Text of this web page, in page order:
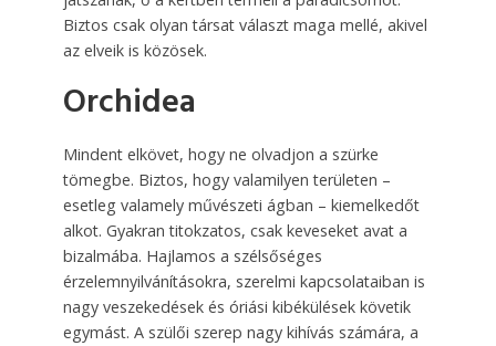
Biztos csak olyan társat választ maga mellé, akivel
az elveik is közösek.
Orchidea
Mindent elkövet, hogy ne olvadjon a szürke
tömegbe. Biztos, hogy valamilyen területen –
esetleg valamely művészeti ágban – kiemelkedőt
alkot. Gyakran titokzatos, csak keveseket avat a
bizalmába. Hajlamos a szélsőséges
érzelemnyilvánításokra, szerelmi kapcsolataiban is
nagy veszekedések és óriási kibékülések követik
egymást. A szülői szerep nagy kihívás számára, a